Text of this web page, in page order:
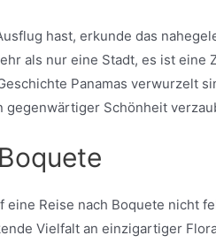
hast, erkunde das
als nur eine Stadt, es ist eine
Panamas verwurzelt
Schönheit
Reise nach Boquete nicht
Vielfalt an einzigartiger